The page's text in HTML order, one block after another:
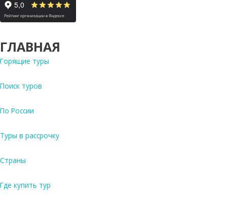
ГЛАВНАЯ
Горящие туры
Поиск туров
По России
Туры в рассрочку
Страны
Где купить тур